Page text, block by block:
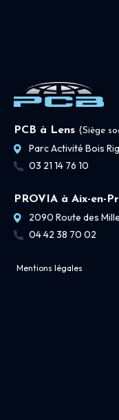
PCB à Lens (Siège
Parc Activité Bois
03 21 14 76 10
PROVIA à Aix-en-
2090 Route des
04 42 38 70 02
Mentions légales